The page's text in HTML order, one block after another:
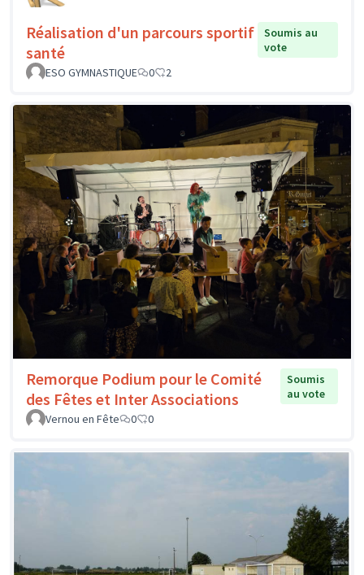
Réalisation d'un parcours sportif
santé
Soumis au
vote
ESO GYMNASTIQUE
0 2
Remorque Podium pour le Comité
des Fêtes et Inter Associations
Soumis
au vote
Vernou en Fête
0 0